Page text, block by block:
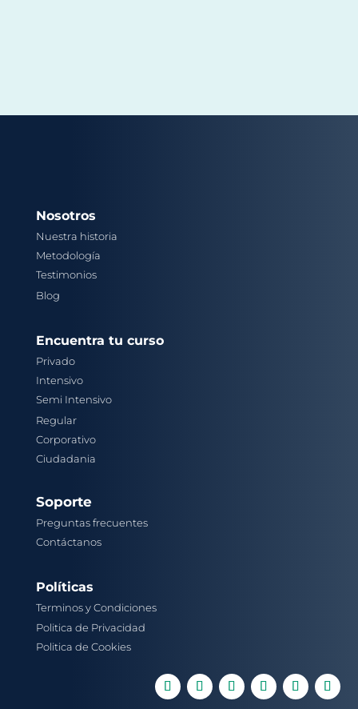
Nosotros
Nuestra historia
Metodología
Testimonios
Blog
Encuentra tu curso
Privado
Intensivo
Semi Intensivo
Regular
Corporativo
Ciudadania
Soporte
Preguntas frecuentes
Contáctanos
Políticas
Terminos y Condiciones
Politica de Privacidad
Politica de Cookies